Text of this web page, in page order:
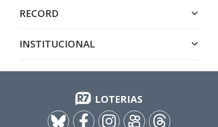
RECORD
INSTITUCIONAL
LOTERIAS